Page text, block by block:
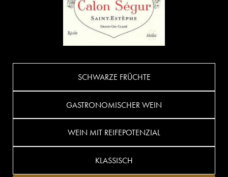
SCHWARZE FRÜCHTE
GASTRONOMISCHER WEIN
WEIN MIT REIFEPOTENZIAL
KLASSISCH